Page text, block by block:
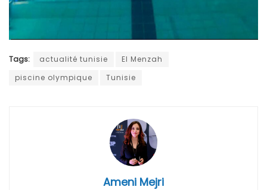
Tags: actualité tunisie
El Menzah
piscine olympique
Tunisie
Ameni Mejri